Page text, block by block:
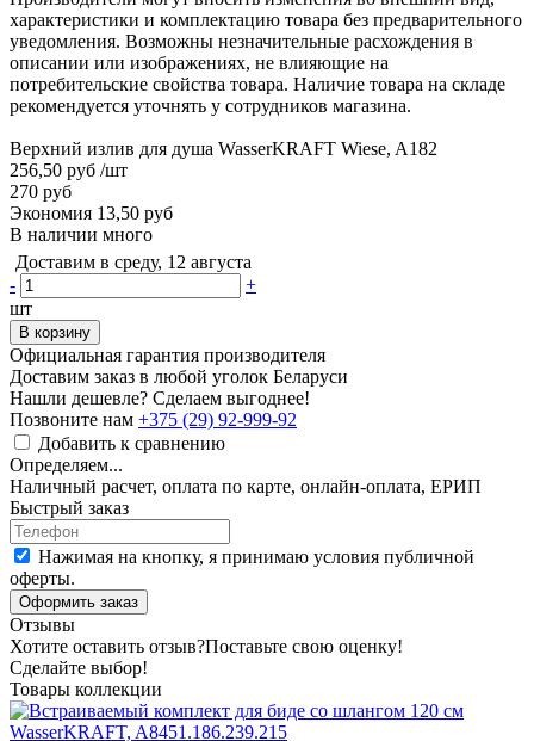
характеристики и комплектацию товара без предварительного
уведомления. Возможны незначительные расхождения в
описании или изображениях, не влияющие на
потребительские свойства товара. Наличие товара на складе
рекомендуется уточнять у сотрудников магазина.
Верхний излив для душа WasserKRAFT Wiese, A182
256,50 руб /шт
270 руб
Экономия 13,50 руб
В наличии много
Доставим в среду, 12 августа
-
+
шт
В корзину
Официальная гарантия производителя
Доставим заказ в любой уголок Беларуси
Нашли дешевле? Сделаем выгоднее!
Позвоните нам +375 (29) 92-999-92
Добавить к сравнению
Определяем...
Наличный расчет, оплата по карте, онлайн-оплата, ЕРИП
Быстрый заказ
Нажимая на кнопку, я принимаю условия публичной
оферты.
Оформить заказ
Отзывы
Хотите оставить отзыв?Поставьте свою оценку!
Сделайте выбор!
Товары коллекции